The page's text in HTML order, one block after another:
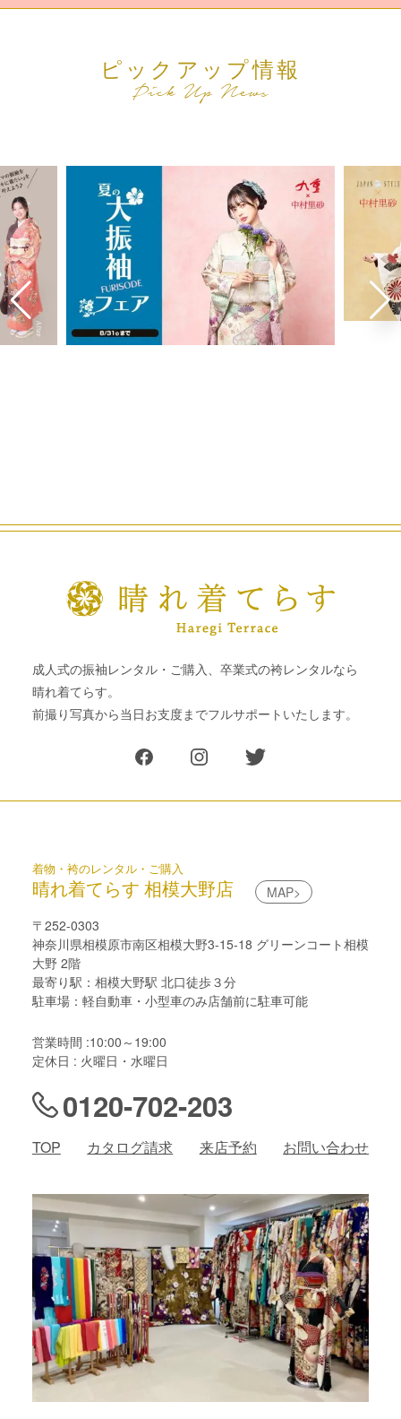
ピックアップ情報
成人式の振袖レンタル・ご購入、卒業式の袴レンタルなら
晴れ着てらす。
前撮り写真から当日お支度までフルサポートいたします。
着物・袴のレンタル・ご購入
晴れ着てらす 相模大野店
MAP>
〒252-0303
神奈川県相模原市南区相模大野3-15-18 グリーンコート相模
大野 2階
最寄り駅：相模大野駅 北口徒歩３分
駐車場：軽自動車・小型車のみ店舗前に駐車可能
営業時間 :10:00～19:00
定休日 : 火曜日・水曜日
0120-702-203
TOP カタログ請求 来店予約 お問い合わせ